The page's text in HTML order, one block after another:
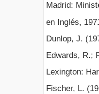
Madrid:
en Inglés,
Dunlop, J.
Edwards, R.;
Lexington:
Fischer, L.